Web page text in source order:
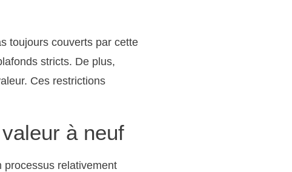
toujours couverts par cette
stricts. De plus,
Ces restrictions
à neuf
processus relativement